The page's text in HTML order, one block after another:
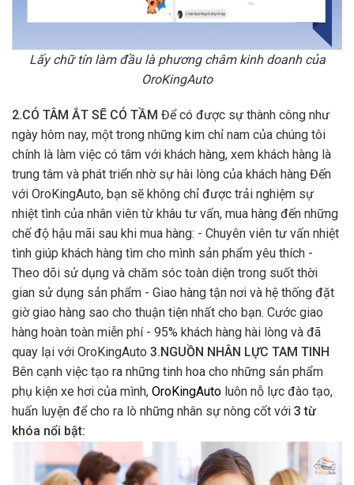
Lấy chữ tín làm đầu là phương châm kinh doanh của
OroKingAuto
2.CÓ TÂM ẮT SẼ CÓ TẦM Để có được sự thành công như
ngày hôm nay, một trong những kim chỉ nam của chúng tôi
chính là làm việc có tâm với khách hàng, xem khách hàng là
trung tâm và phát triển nhờ sự hài lòng của khách hàng Đến
với OroKingAuto, bạn sẽ không chỉ được trải nghiệm sự
nhiệt tình của nhân viên từ khâu tư vấn, mua hàng đến những
chế độ hậu mãi sau khi mua hàng: - Chuyên viên tư vấn nhiệt
tình giúp khách hàng tìm cho mình sản phẩm yêu thích -
Theo dõi sử dụng và chăm sóc toàn diện trong suốt thời
gian sử dụng sản phẩm - Giao hàng tận nơi và hệ thống đặt
giờ giao hàng sao cho thuận tiện nhất cho bạn. Cước giao
hàng hoàn toàn miễn phí - 95% khách hàng hài lòng và đã
quay lại với OroKingAuto 3.NGUỒN NHÂN LỰC TAM TINH
Bên cạnh việc tạo ra những tinh hoa cho những sản phẩm
phụ kiện xe hơi của mình, OroKingAuto luôn nỗ lực đào tạo,
huấn luyện để cho ra lò những nhân sự nòng cốt với 3 từ
khóa nổi bật: